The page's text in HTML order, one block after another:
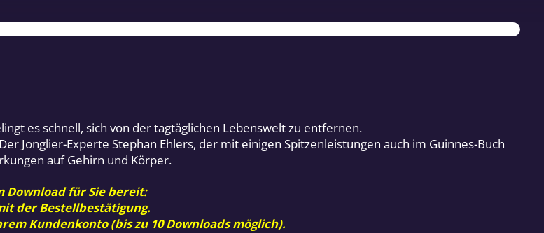
es schnell, sich von der tagtäglichen Lebenswelt zu entfernen.
Jonglier-Experte Stephan Ehlers, der mit einigen Spitzenleistungen auch im Guinnes-Buch
auf Gehirn und Körper.
Download für Sie bereit:
der Bestellbestätigung.
Kundenkonto (bis zu 10 Downloads möglich).